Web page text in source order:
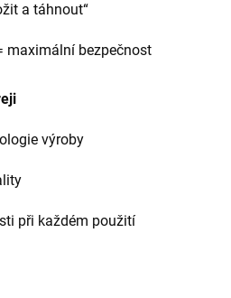
a táhnout“
maximální bezpečnost
výroby
při každém použití